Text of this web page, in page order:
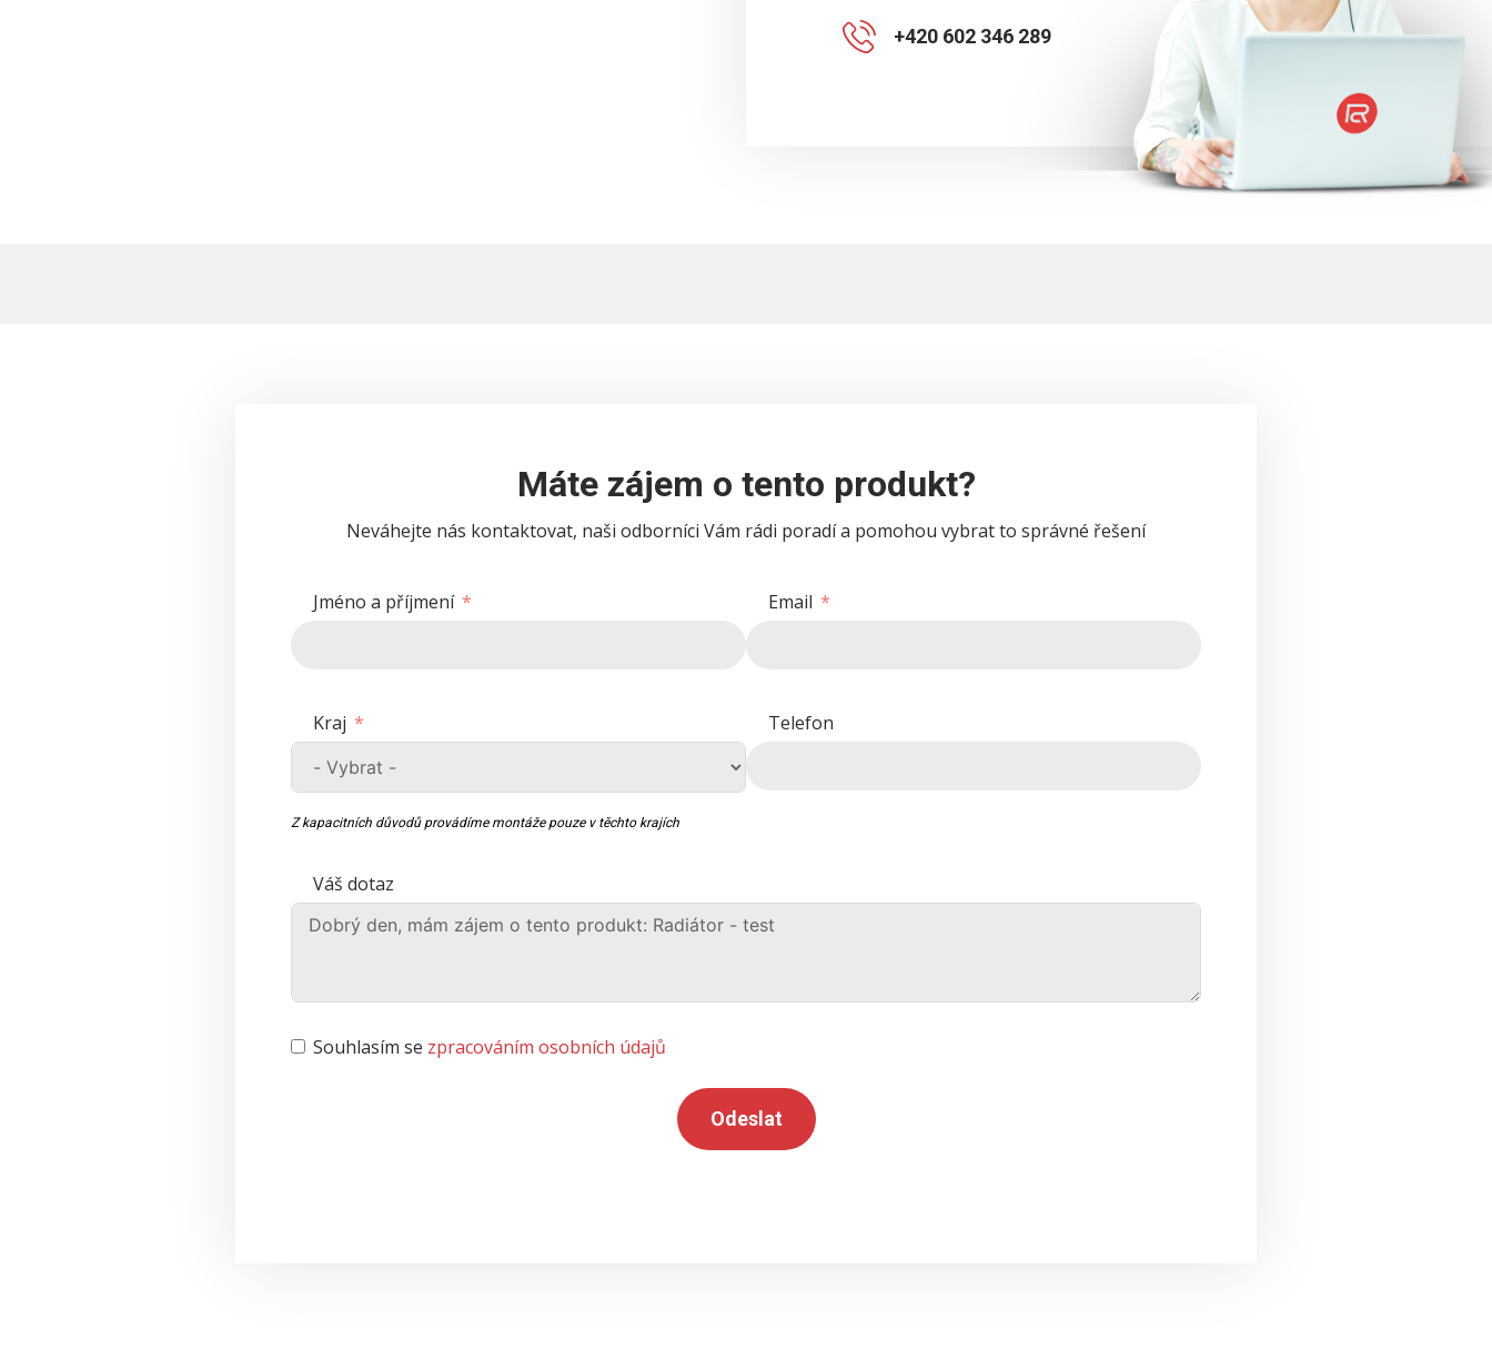
+420 602 346 289
Máte zájem o tento produkt?
Neváhejte nás kontaktovat, naši odborníci Vám rádi poradí a pomohou vybrat to správné řešení
Jméno a příjmení Email
Kraj
Z kapacitních důvodů provádíme montáže pouze v těchto krajích
Telefon
Váš dotaz
Souhlasím se zpracováním osobních údajů
Odeslat